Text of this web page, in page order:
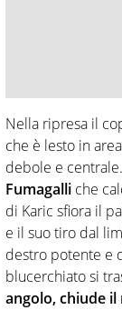
Nella ripresa il
che è lesto in
debole e centrale.
Fumagalli che
di Karic sfiora il
e il suo tiro dal
destro potente e
blucerchiato si
angolo, chiude